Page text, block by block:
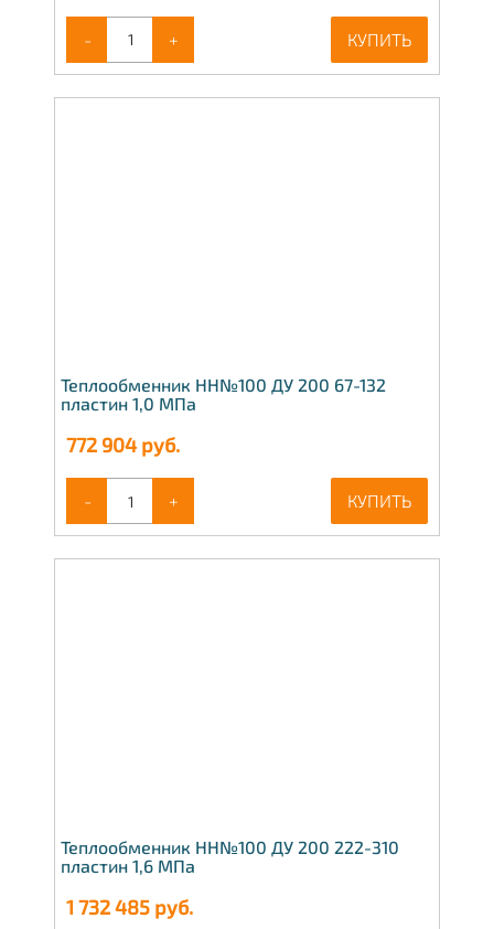
- + КУПИТЬ
Теплообменник НН№100 ДУ 200 67-132
пластин 1,0 МПа
772 904руб.
- + КУПИТЬ
Теплообменник НН№100 ДУ 200 222-310
пластин 1,6 МПа
1 732 485 руб.